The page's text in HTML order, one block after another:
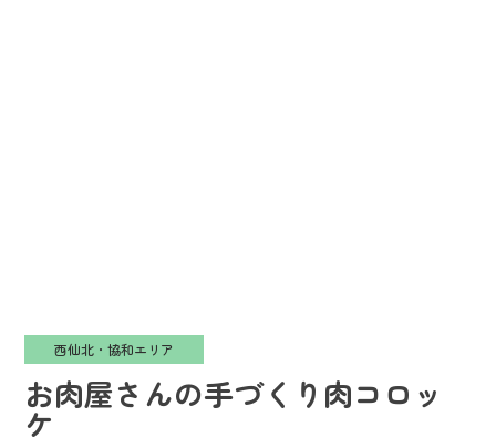
西仙北・協和エリア
お肉屋さんの手づくり肉コロッ
ケ